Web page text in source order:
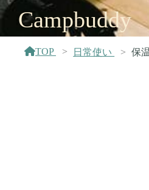
Campbuddy
TOP 日常使い 保